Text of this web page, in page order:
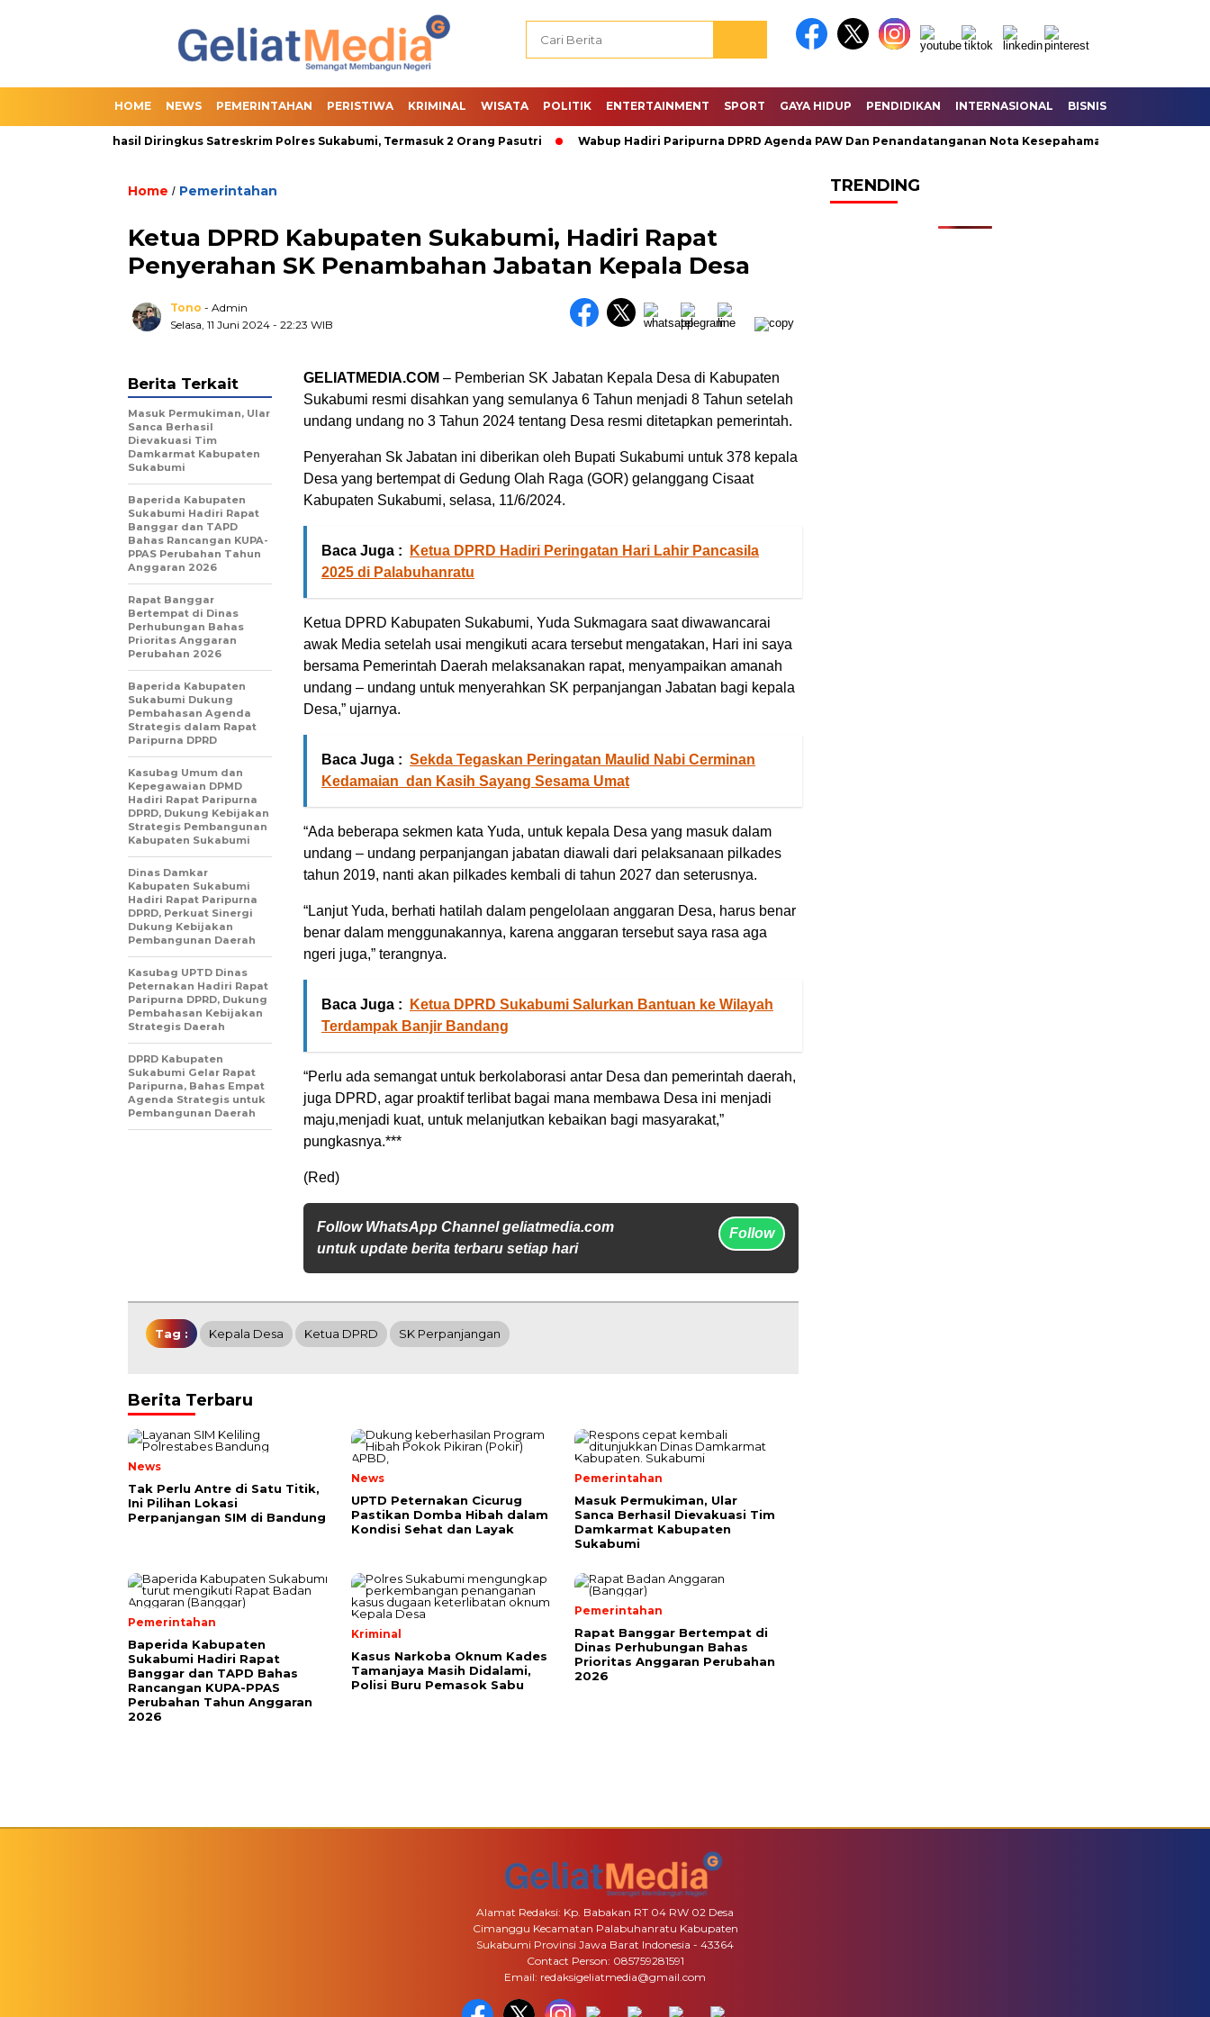
HOME NEWS PEMERINTAHAN PERISTIWA KRIMINAL WISATA POLITIK ENTERTAINMENT SPORT GAYA HIDUP PENDIDIKAN INTERNASIONAL BISNIS
Slot Berhasil Diringkus Satreskrim Polres Sukabumi, Termasuk 2 Orang Pasutri Wabup Hadiri Paripurna DPRD Agenda PAW Dan Penandatanganan Nota Kesepahaman KUA – PPAS
Home / Pemerintahan
Ketua DPRD Kabupaten Sukabumi, Hadiri Rapat
Penyerahan SK Penambahan Jabatan Kepala Desa
Tono - Admin
Selasa, 11 Juni 2024 - 22:23 WIB
GELIATMEDIA.COM – Pemberian SK Jabatan Kepala Desa di Kabupaten
Sukabumi resmi disahkan yang semulanya 6 Tahun menjadi 8 Tahun setelah
undang undang no 3 Tahun 2024 tentang Desa resmi ditetapkan pemerintah.
Penyerahan Sk Jabatan ini diberikan oleh Bupati Sukabumi untuk 378 kepala
Desa yang bertempat di Gedung Olah Raga (GOR) gelanggang Cisaat
Kabupaten Sukabumi, selasa, 11/6/2024.
Baca Juga :
Ketua DPRD Hadiri Peringatan Hari Lahir Pancasila
2025 di Palabuhanratu
Ketua DPRD Kabupaten Sukabumi, Yuda Sukmagara saat diwawancarai
awak Media setelah usai mengikuti acara tersebut mengatakan, Hari ini saya
bersama Pemerintah Daerah melaksanakan rapat, menyampaikan amanah
undang – undang untuk menyerahkan SK perpanjangan Jabatan bagi kepala
Desa,” ujarnya.
Baca Juga : Sekda Tegaskan Peringatan Maulid Nabi Cerminan
Kedamaian dan Kasih Sayang Sesama Umat
“Ada beberapa sekmen kata Yuda, untuk kepala Desa yang masuk dalam
undang – undang perpanjangan jabatan diawali dari pelaksanaan pilkades
tahun 2019, nanti akan pilkades kembali di tahun 2027 dan seterusnya.
“Lanjut Yuda, berhati hatilah dalam pengelolaan anggaran Desa, harus benar
benar dalam menggunakannya, karena anggaran tersebut saya rasa aga
ngeri juga,” terangnya.
Baca Juga :
Ketua DPRD Sukabumi Salurkan Bantuan ke Wilayah
Terdampak Banjir Bandang
“Perlu ada semangat untuk berkolaborasi antar Desa dan pemerintah daerah,
juga DPRD, agar proaktif terlibat bagai mana membawa Desa ini menjadi
maju,menjadi kuat, untuk melanjutkan kebaikan bagi masyarakat,”
pungkasnya.***
(Red)
Follow WhatsApp Channel geliatmedia.com
untuk update berita terbaru setiap hari
Follow
Berita Terkait
Masuk Permukiman, Ular
Sanca Berhasil
Dievakuasi Tim
Damkarmat Kabupaten
Sukabumi
Baperida Kabupaten
Sukabumi Hadiri Rapat
Banggar dan TAPD
Bahas Rancangan KUPA-
PPAS Perubahan Tahun
Anggaran 2026
Rapat Banggar
Bertempat di Dinas
Perhubungan Bahas
Prioritas Anggaran
Perubahan 2026
Baperida Kabupaten
Sukabumi Dukung
Pembahasan Agenda
Strategis dalam Rapat
Paripurna DPRD
Kasubag Umum dan
Kepegawaian DPMD
Hadiri Rapat Paripurna
DPRD, Dukung Kebijakan
Strategis Pembangunan
Kabupaten Sukabumi
Dinas Damkar
Kabupaten Sukabumi
Hadiri Rapat Paripurna
DPRD, Perkuat Sinergi
Dukung Kebijakan
Pembangunan Daerah
Kasubag UPTD Dinas
Peternakan Hadiri Rapat
Paripurna DPRD, Dukung
Pembahasan Kebijakan
Strategis Daerah
DPRD Kabupaten
Sukabumi Gelar Rapat
Paripurna, Bahas Empat
Agenda Strategis untuk
Pembangunan Daerah
Tag : Kepala Desa Ketua DPRD SK Perpanjangan
Berita Terbaru
News
Tak Perlu Antre di Satu Titik,
Ini Pilihan Lokasi
Perpanjangan SIM di Bandung
News
UPTD Peternakan Cicurug
Pastikan Domba Hibah dalam
Kondisi Sehat dan Layak
Pemerintahan
Masuk Permukiman, Ular
Sanca Berhasil Dievakuasi Tim
Damkarmat Kabupaten
Sukabumi
Pemerintahan
Baperida Kabupaten
Sukabumi Hadiri Rapat
Banggar dan TAPD Bahas
Rancangan KUPA-PPAS
Perubahan Tahun Anggaran
2026
Kriminal
Kasus Narkoba Oknum Kades
Tamanjaya Masih Didalami,
Polisi Buru Pemasok Sabu
Pemerintahan
Rapat Banggar Bertempat di
Dinas Perhubungan Bahas
Prioritas Anggaran Perubahan
2026
TRENDING
Alamat Redaksi: Kp. Babakan RT 04 RW 02 Desa
Cimanggu Kecamatan Palabuhanratu Kabupaten
Sukabumi Provinsi Jawa Barat Indonesia - 43364
Contact Person: 085759281591
Email: redaksigeliatmedia@gmail.com